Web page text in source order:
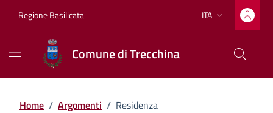
Regione Basilicata Lingua attiva:
ITA
Comune di Trecchina
Home / Argomenti / Residenza